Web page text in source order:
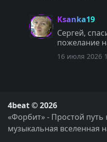
Ksanka19
Сергей,
пожелание
16 июля 2026
4beat © 2026
«Форбит» - Простой путь
музыкальная вселенная